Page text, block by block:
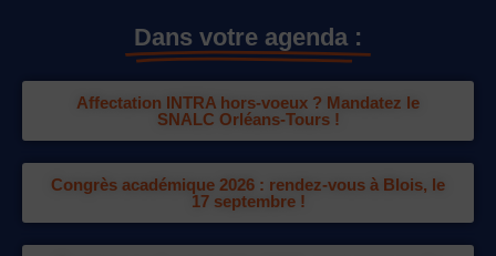
Dans votre agenda :
Affectation INTRA hors-voeux ? Mandatez le
SNALC Orléans-Tours !
Congrès académique 2026 : rendez-vous à Blois, le
17 septembre !